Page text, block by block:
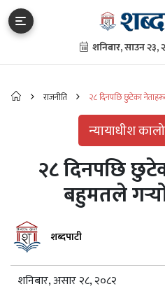
राजनीति २८ दिनपछि छुटेका
न्यायाधीश
२८ दिनपछि
बहुमतले
शब्दपाटी
शनिबार, असार २८, २०८२